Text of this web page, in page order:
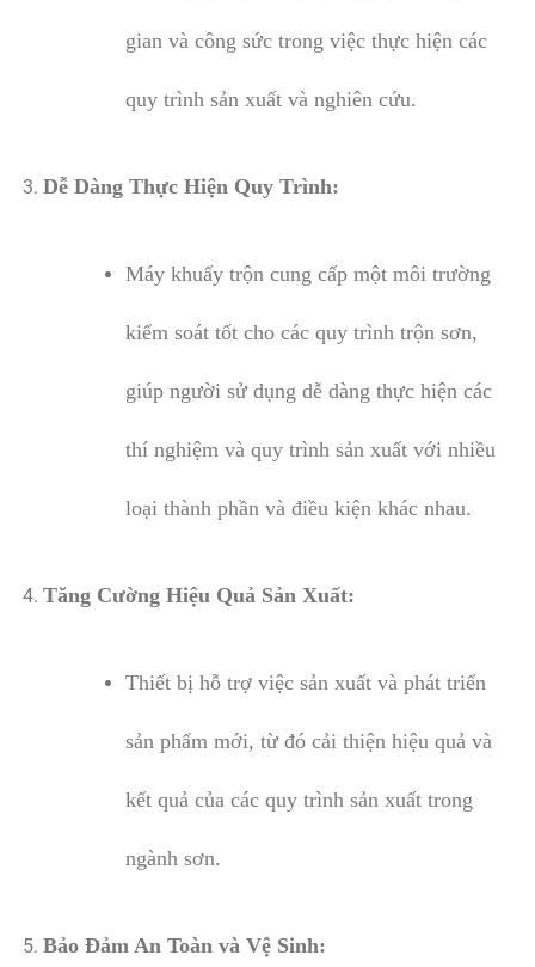
gian và công sức trong việc thực hiện các
quy trình sản xuất và nghiên cứu.
Dễ Dàng Thực Hiện Quy Trình:
Máy khuấy trộn cung cấp một môi trường
kiểm soát tốt cho các quy trình trộn sơn,
giúp người sử dụng dễ dàng thực hiện các
thí nghiệm và quy trình sản xuất với nhiều
loại thành phần và điều kiện khác nhau.
Tăng Cường Hiệu Quả Sản Xuất:
Thiết bị hỗ trợ việc sản xuất và phát triển
sản phẩm mới, từ đó cải thiện hiệu quả và
kết quả của các quy trình sản xuất trong
ngành sơn.
Bảo Đảm An Toàn và Vệ Sinh: